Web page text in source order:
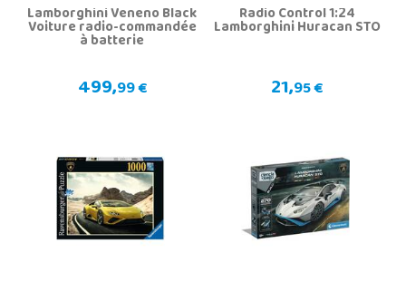
Lamborghini Veneno Black
Voiture radio-commandée
à batterie
499,99 €
Radio Control 1:24
Lamborghini Huracan STO
21,95 €